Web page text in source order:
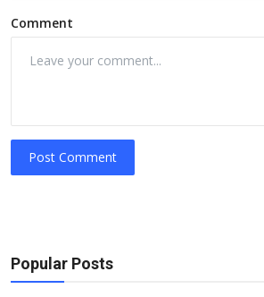
Comment
Post Comment
Popular Posts